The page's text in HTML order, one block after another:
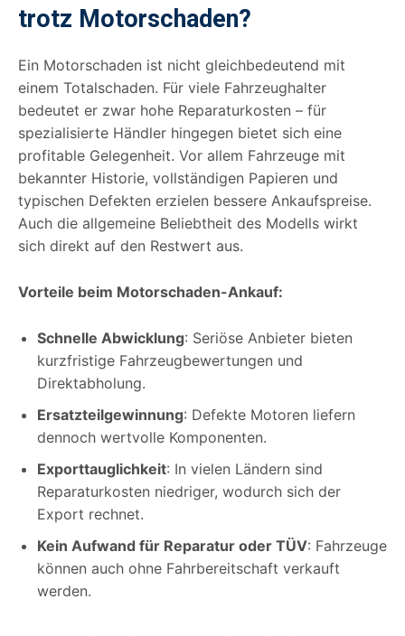
trotz Motorschaden?
Ein Motorschaden ist nicht gleichbedeutend mit
einem Totalschaden. Für viele Fahrzeughalter
bedeutet er zwar hohe Reparaturkosten – für
spezialisierte Händler hingegen bietet sich eine
profitable Gelegenheit. Vor allem Fahrzeuge mit
bekannter Historie, vollständigen Papieren und
typischen Defekten erzielen bessere Ankaufspreise.
Auch die allgemeine Beliebtheit des Modells wirkt
sich direkt auf den Restwert aus.
Vorteile beim Motorschaden-Ankauf:
Schnelle Abwicklung: Seriöse Anbieter bieten
kurzfristige Fahrzeugbewertungen und
Direktabholung.
Ersatzteilgewinnung: Defekte Motoren liefern
dennoch wertvolle Komponenten.
Exporttauglichkeit: In vielen Ländern sind
Reparaturkosten niedriger, wodurch sich der
Export rechnet.
Kein Aufwand für Reparatur oder TÜV: Fahrzeuge
können auch ohne Fahrbereitschaft verkauft
werden.